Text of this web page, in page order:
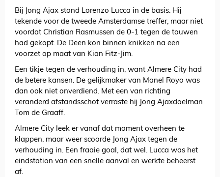
Bij Jong Ajax stond Lorenzo Lucca in de basis. Hij
tekende voor de tweede Amsterdamse treffer, maar niet
voordat Christian Rasmussen de 0-1 tegen de touwen
had gekopt. De Deen kon binnen knikken na een
voorzet op maat van Kian Fitz-Jim.
Een tikje tegen de verhouding in, want Almere City had
de betere kansen. De gelijkmaker van Manel Royo was
dan ook niet onverdiend. Met een van richting
veranderd afstandsschot verraste hij Jong Ajaxdoelman
Tom de Graaff.
Almere City leek er vanaf dat moment overheen te
klappen, maar weer scoorde Jong Ajax tegen de
verhouding in. Een fraaie goal, dat wel. Lucca was het
eindstation van een snelle aanval en werkte beheerst
af.